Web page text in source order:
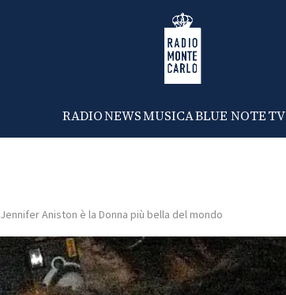
Radio Monte Carlo
RADIONEWSMUSICABLUE NOTETV
Jennifer Aniston è la Donna più bella del mondo